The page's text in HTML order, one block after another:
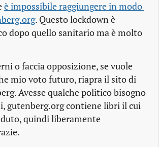
è impossibile raggiungere in modo
. Questo lockdown è
dopo quello sanitario ma è molto
o faccia opposizione, se vuole
mio voto futuro, riapra il sito di
Avesse qualche politico bisogno
gutenberg.org contiene libri il cui
quindi liberamente